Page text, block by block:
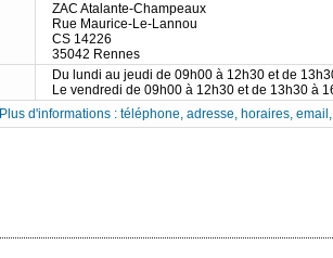
ZAC Atalante-Champeaux
Rue Maurice-Le-Lannou
CS 14226
35042 Rennes
Du lundi au jeudi de 09h00 à 12h30 et de
Le vendredi de 09h00 à 12h30 et de 13h30 à
Plus d'informations : téléphone, adresse, horaires,